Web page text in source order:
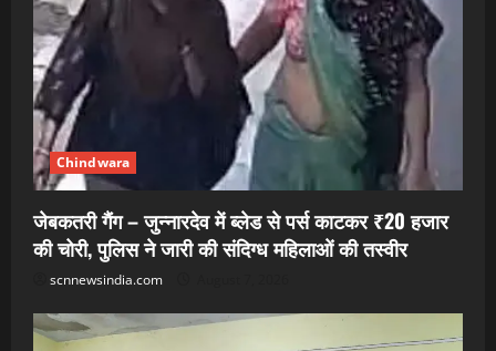
Chindwara
जेबकतरी गैंग – जुन्नारदेव में ब्लेड से पर्स काटकर ₹20 हजार
की चोरी, पुलिस ने जारी की संदिग्ध महिलाओं की तस्वीर
scnnewsindia.com